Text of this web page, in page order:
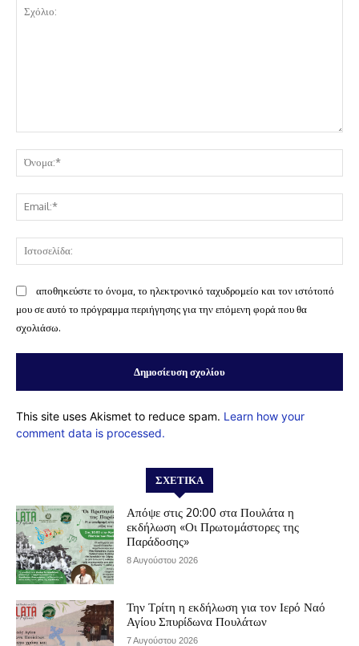
αποθηκεύστε το όνομα, το ηλεκτρονικό ταχυδρομείο και τον ιστότοπό
μου σε αυτό το πρόγραμμα περιήγησης για την επόμενη φορά που θα
σχολιάσω.
This site uses Akismet to reduce spam. Learn how your
comment data is processed.
ΣΧΕΤΙΚΆ
Απόψε στις 20:00 στα Πουλάτα η
εκδήλωση «Οι Πρωτομάστορες της
Παράδοσης»
8 Αυγούστου 2026
Την Τρίτη η εκδήλωση για τον Ιερό Ναό
Αγίου Σπυρίδωνα Πουλάτων
7 Αυγούστου 2026